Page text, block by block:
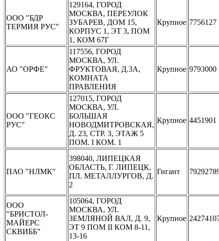
ООО "БДР
ТЕРМИЯ РУС"
129164, ГОРОД
МОСКВА, ПЕРЕУЛОК
ЗУБАРЕВ, ДОМ 15,
КОРПУС 1, ЭТ 3, ПОМ
1, КОМ 67Г
Крупное 7756127
АО "ОРФЕ"
117556, ГОРОД
МОСКВА, УЛ.
ФРУКТОВАЯ, Д.3А,
КОМНАТА
ПРАВЛЕНИЯ
Крупное 9793000
ООО "ГЕОКС
РУС"
127015, ГОРОД
МОСКВА, УЛ.
БОЛЬШАЯ
НОВОДМИТРОВСКАЯ,
Д. 23, СТР. 3, ЭТАЖ 5
ПОМ. I КОМ. 1
Крупное 4451901
ПАО "НЛМК"
398040, ЛИПЕЦКАЯ
ОБЛАСТЬ, Г. ЛИПЕЦК,
ПЛ. МЕТАЛЛУРГОВ, Д.
2
Гигант
ООО
"БРИСТОЛ-
МАЙЕРС
СКВИББ"
105064, ГОРОД
МОСКВА, УЛ.
ЗЕМЛЯНОЙ ВАЛ, Д. 9,
ЭТ 9 ПОМ II КОМ 8-11,
13-16
Крупное